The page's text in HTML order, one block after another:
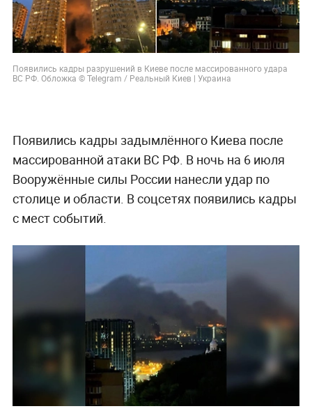
Появились кадры разрушений в Киеве после массированного удара
ВС РФ. Обложка © Telegram / Реальный Киев | Украина
Появились кадры задымлённого Киева после
массированной атаки ВС РФ. В ночь на 6 июля
Вооружённые силы России нанесли удар по
столице и области. В соцсетях появились кадры
с мест событий.